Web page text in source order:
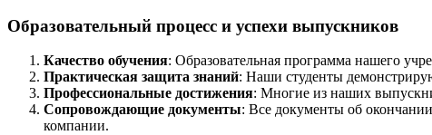
Образовательный процесс и успехи выпускников
Качество обучения: Образовательная программа нашего
Практическая защита знаний: Наши студенты
Профессиональные достижения: Многие из наших
Сопровождающие документы: Все документы об
компании.